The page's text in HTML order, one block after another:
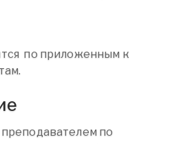
по приложенным к
по